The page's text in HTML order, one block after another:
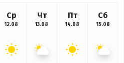
Ср
12.08
Чт
13.08
Пт
14.08
Сб
15.08